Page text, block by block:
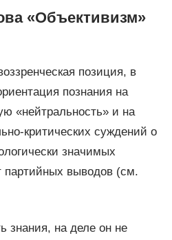
«Объективизм»
позиция, в
познания на
«нейтральность» и на
критических суждений о
значимых
партийных выводов (см.
знания, на деле он не